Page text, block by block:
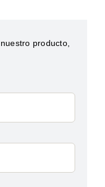
producto,